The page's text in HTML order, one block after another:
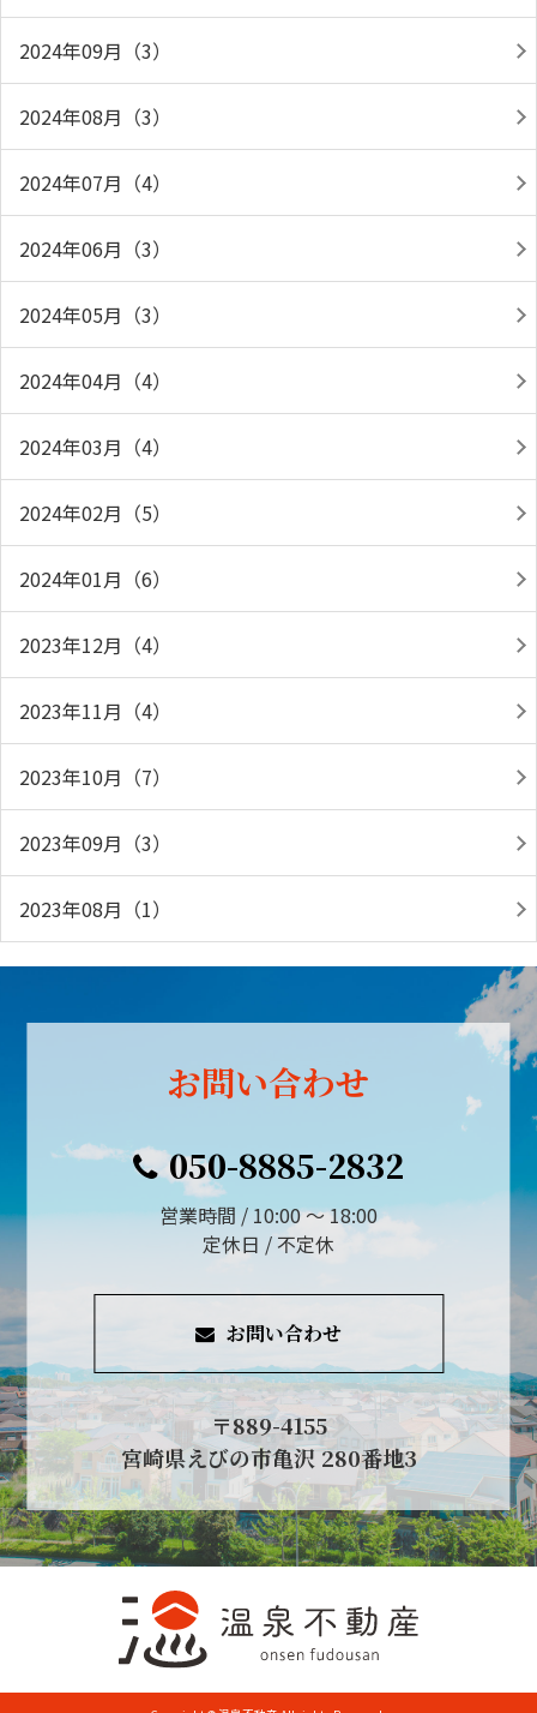
2024年09月（3）
2024年08月（3）
2024年07月（4）
2024年06月（3）
2024年05月（3）
2024年04月（4）
2024年03月（4）
2024年02月（5）
2024年01月（6）
2023年12月（4）
2023年11月（4）
2023年10月（7）
2023年09月（3）
2023年08月（1）
お問い合わせ
050-8885-2832
営業時間 / 10:00 ～ 18:00
定休日 / 不定休
お問い合わせ
〒889-4155
宮崎県えびの市亀沢 280番地3